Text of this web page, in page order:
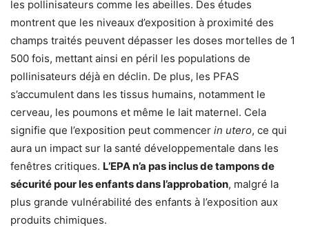
les pollinisateurs comme les abeilles. Des études
montrent que les niveaux d’exposition à proximité des
champs traités peuvent dépasser les doses mortelles de 1
500 fois, mettant ainsi en péril les populations de
pollinisateurs déjà en déclin. De plus, les PFAS
s’accumulent dans les tissus humains, notamment le
cerveau, les poumons et même le lait maternel. Cela
signifie que l’exposition peut commencer in utero, ce qui
aura un impact sur la santé développementale dans les
fenêtres critiques. L’EPA n’a pas inclus de tampons de
sécurité pour les enfants dans l’approbation, malgré la
plus grande vulnérabilité des enfants à l’exposition aux
produits chimiques.